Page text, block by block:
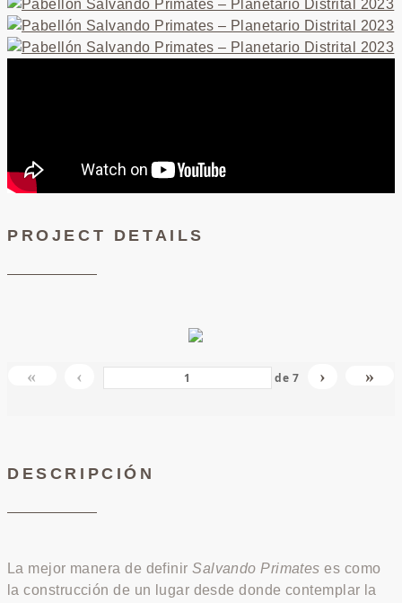
PROJECT DETAILS
« ‹ de 7 › »
DESCRIPCIÓN
La mejor manera de definirSalvando Primates es como
la construcción de un lugar desde donde contemplar la